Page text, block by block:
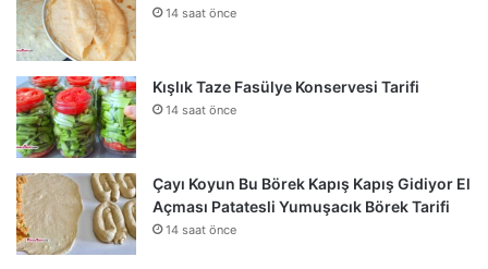
14 saat önce
Kışlık Taze Fasülye Konservesi Tarifi
14 saat önce
Çayı Koyun Bu Börek Kapış Kapış Gidiyor El
Açması Patatesli Yumuşacık Börek Tarifi
14 saat önce